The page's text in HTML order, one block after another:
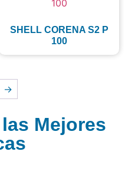
SHELL CORENA S2 P
100
→
Mejores